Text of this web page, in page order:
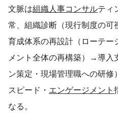
文脈は組織人事コンサルティ
常、組織診断（現行制度の
育成体系の再設計（ローテー
メント全体の再構築）→導入
ン策定・現場管理職への研
スピード・ エンゲージメント
なる。